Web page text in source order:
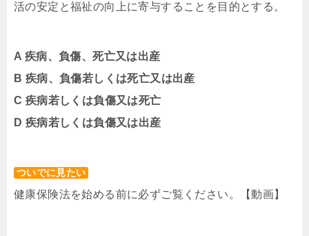
活の安定と福祉の向上に寄与することを目的とする。
A 疾病、負傷、死亡又は出産
B 疾病、負傷若しくは死亡又は出産
C 疾病若しくは負傷又は死亡
D 疾病若しくは負傷又は出産
ついでに見たい
健康保険法を始める前に必ずご覧ください。【動画】